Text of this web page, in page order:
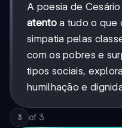
A poesia de
atentoa tudo o que
simpatia pelas
com os pobres e
tipos sociais,
humilhação e
3 of 3